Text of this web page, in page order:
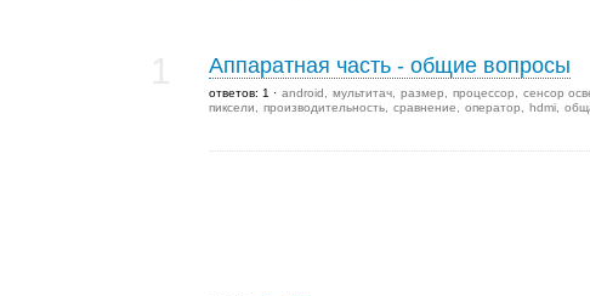
Аппаратная часть - общие вопросы
ответов: 1 android мультитач размер процессор сенсор
пиксели
производительность сравнение оператор hdmi